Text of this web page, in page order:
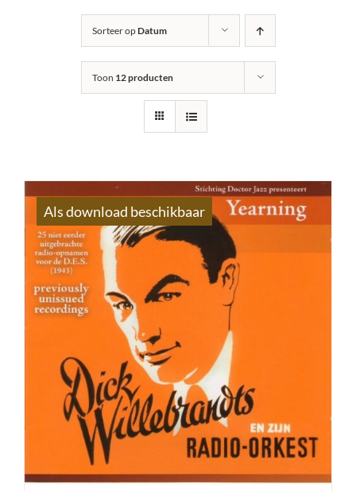
Sorteer opDatum
Toon 12 producten
Als download beschikbaar